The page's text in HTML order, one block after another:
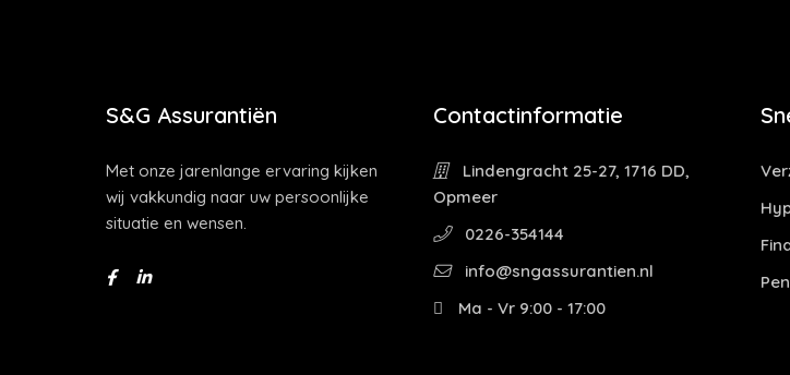
S&G Assurantiën
Met onze jarenlange ervaring kijken
wij vakkundig naar uw persoonlijke
situatie en wensen.
Contactinformatie
Lindengracht 25-27, 1716 DD,
Opmeer
0226-354144
info@sngassurantien.nl
Ma - Vr 9:00 - 17:00